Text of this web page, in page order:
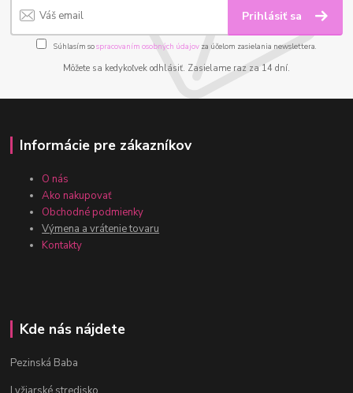
Prihlásiť sa
Súhlasím sospracovaním osobných údajov za účelom zasielania newslettera.
Môžete sa kedykoľvek odhlásiť. Zasielame raz za 14 dní.
Informácie pre zákazníkov
O nás
Ako nakupovať
Obchodné podmienky
Výmena a vrátenie tovaru
Kontakty
Kde nás nájdete
Pezinská Baba